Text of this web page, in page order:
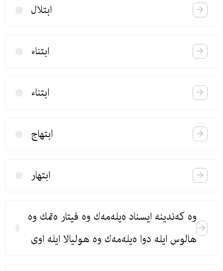
ابتلال
ابتناء
ابتناء
ابتهاج
ابتهار
وه‌ كه‌ندینه‌ ایسناد ه‌یله‌مه‌ك وه‌ فیتار ه‌تمك وه‌
هالوس ایله دوا ه‌یله‌مه‌ك وه‌ هولیالا ایله‌ اوی